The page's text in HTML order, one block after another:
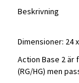
Beskrivning
Dimensioner: 24
Action Base 2 är
(RG/HG) men